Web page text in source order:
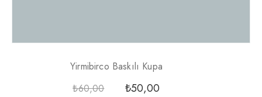
Yirmibirco Baskılı Kupa
₺60,00 ₺50,00